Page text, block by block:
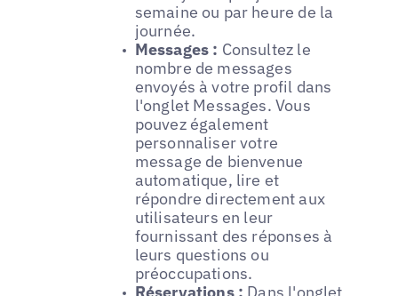
semaine ou par heure de la
journée.
Messages : Consultez le
nombre de messages
envoyés à votre profil dans
l'onglet Messages. Vous
pouvez également
personnaliser votre
message de bienvenue
automatique, lire et
répondre directement aux
utilisateurs en leur
fournissant des réponses à
leurs questions ou
préoccupations.